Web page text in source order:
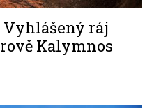
Vyhlášený ráj
Kalymnos